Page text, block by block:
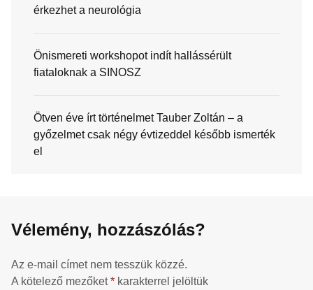
érkezhet a neurológia
Önismereti workshopot indít hallássérült
fiataloknak a SINOSZ
Ötven éve írt történelmet Tauber Zoltán – a
győzelmet csak négy évtizeddel később ismerték
el
Vélemény, hozzászólás?
Az e-mail címet nem tesszük közzé.
A kötelező mezőket* karakterrel jelöltük